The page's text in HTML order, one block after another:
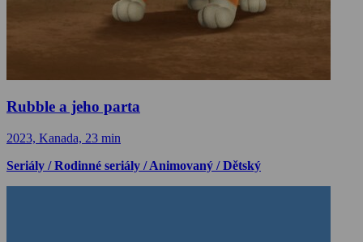
Rubble a jeho parta
2023, Kanada, 23 min
Seriály / Rodinné seriály / Animovaný / Dětský